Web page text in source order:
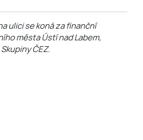
ulici se koná za finanční
města Ústí nad Labem,
ČEZ.